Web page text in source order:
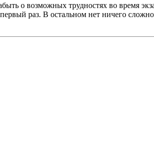
о возможных трудностях во время
раз. В остальном нет ничего